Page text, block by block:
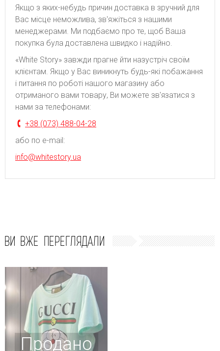
Якщо з яких-небудь причин доставка в зручний для
Вас місце неможлива, зв'яжіться з нашими
менеджерами. Ми подбаємо про те, щоб Ваша
покупка була доставлена швидко і надійно.
«White Story» завжди прагне йти назустріч своїм
клієнтам. Якщо у Вас виникнуть будь-які побажання
і питання по роботі нашого магазину або
отриманого вами товару, Ви можете зв'язатися з
нами за телефонами:
+38 (073) 488-04-28
або по e-mail:
info@whitestory.ua
ВИ ВЖЕ ПЕРЕГЛЯДАЛИ
Продано